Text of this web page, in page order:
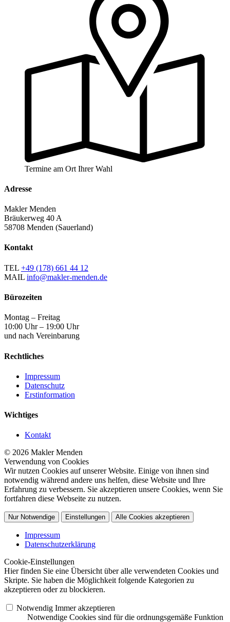
Termine am Ort Ihrer Wahl
Adresse
Makler Menden
Bräukerweg 40 A
58708 Menden (Sauerland)
Kontakt
TEL +49 (178) 661 44 12
MAIL info@makler-menden.de
Bürozeiten
Montag – Freitag
10:00 Uhr – 19:00 Uhr
und nach Vereinbarung
Rechtliches
Impressum
Datenschutz
Erstinformation
Wichtiges
Kontakt
© 2026 Makler Menden
Verwendung von Cookies
Wir nutzen Cookies auf unserer Website. Einige von ihnen sind
notwendig während andere uns helfen, diese Website und Ihre
Erfahrung zu verbessern. Sie akzeptieren unsere Cookies, wenn Sie
fortfahren diese Webseite zu nutzen.
Nur Notwendige Einstellungen Alle Cookies akzeptieren
Impressum
Datenschutzerklärung
Cookie-Einstellungen
Hier finden Sie eine Übersicht über alle verwendeten Cookies und
Skripte. Sie haben die Möglichkeit folgende Kategorien zu
akzeptieren oder zu blockieren.
Notwendig Immer akzeptieren
Notwendige Cookies sind für die ordnungsgemäße Funktion